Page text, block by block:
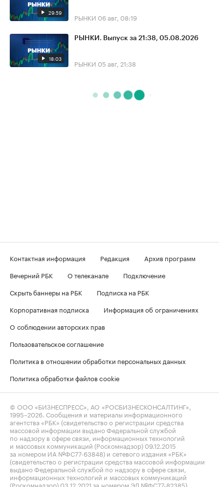
29:59 РЫНКИ 06 авг, 08:19
18:03
РЫНКИ. Выпуск за 21:38, 05.08.2026
РЫНКИ 05 авг, 21:38
Контактная информация Редакция
Архив программ
Вечерний РБК
О телеканале
Подключение
Скрыть баннеры на РБК
Подписка на РБК
Корпоративная подписка
Информация об ограничениях
О соблюдении авторских прав
Пользовательское соглашение
Политика в отношении обработки персональных данных
Политика обработки файлов cookie
© ООО «БИЗНЕСПРЕСС», АО «РОСБИЗНЕСКОНСАЛТИНГ»,
1995–2026 . Сообщения и материалы информационного
агентства «РБК» (свидетельство о регистрации средства
массовой информации выдано Федеральной службой
по надзору в сфере связи, информационных технологий
и массовых коммуникаций (Роскомнадзор) 09.12.2015
за номером ИА №ФС77-63848) и сетевого издания «РБК»
(свидетельство о регистрации средства массовой информации
выдано Федеральной службой по надзору в сфере связи,
информационных технологий и массовых коммуникаций
(Роскомнадзор) 03.12.2021 за номером ЭЛ №ФС77-82385)